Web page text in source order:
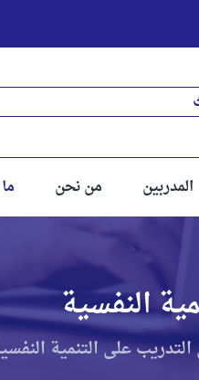
المدربين من نحن
النفسية
على التنمية